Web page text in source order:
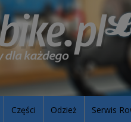
Części Odzież Serwis